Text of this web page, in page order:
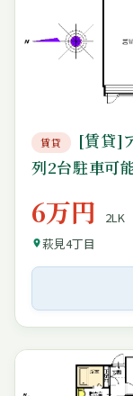
賃貸
[賃貸]
列2台駐車可
6万円
2LK
萩見4丁目